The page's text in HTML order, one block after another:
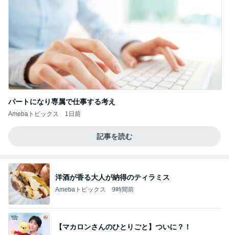
パートになり専属で仕事する考え
Amebaトピックス 1日前
記事を読む
洋酒が香る大人が納得のティラミス
Amebaトピックス 9時間前
【マカロンさんのひとりごと】ついに？！